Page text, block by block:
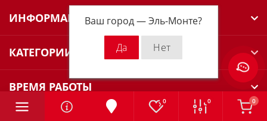
Ваш город —Эль-Монте?
0 0 0
ИНФОРМАЦИЯ
КАТЕГОРИИ
ВРЕМЯ РАБОТЫ